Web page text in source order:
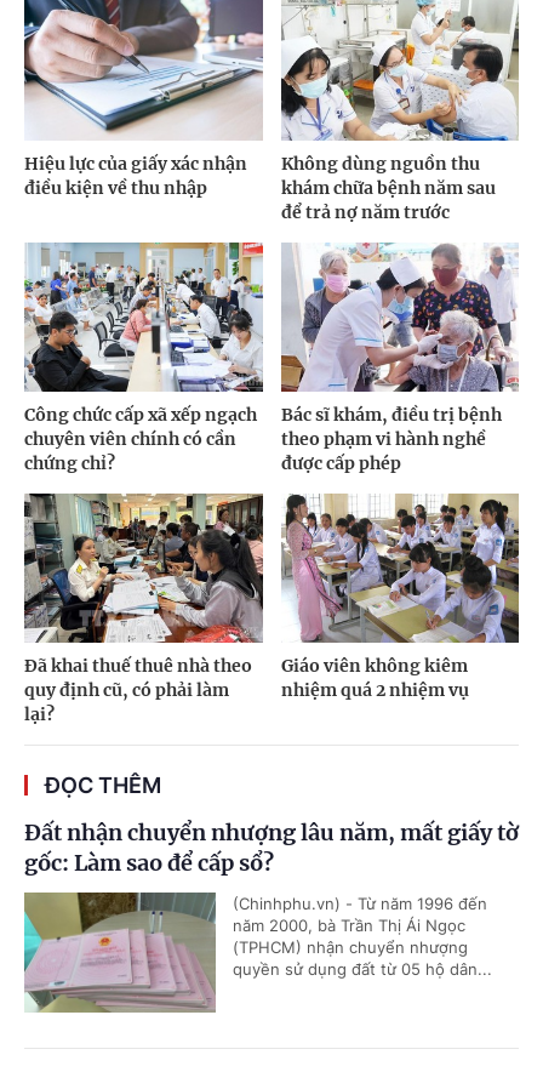
Hiệu lực của giấy xác nhận
điều kiện về thu nhập
Không dùng nguồn thu
khám chữa bệnh năm sau
để trả nợ năm trước
Công chức cấp xã xếp ngạch
chuyên viên chính có cần
chứng chỉ?
Bác sĩ khám, điều trị bệnh
theo phạm vi hành nghề
được cấp phép
Đã khai thuế thuê nhà theo
quy định cũ, có phải làm
lại?
Giáo viên không kiêm
nhiệm quá 2 nhiệm vụ
ĐỌC THÊM
Đất nhận chuyển nhượng lâu năm, mất giấy tờ
gốc: Làm sao để cấp sổ?
(Chinhphu.vn) - Từ năm 1996 đến
năm 2000, bà Trần Thị Ái Ngọc
(TPHCM) nhận chuyển nhượng
quyền sử dụng đất từ 05 hộ dân...